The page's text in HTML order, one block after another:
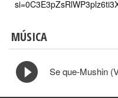
MÚSICA
Se que-Mushin